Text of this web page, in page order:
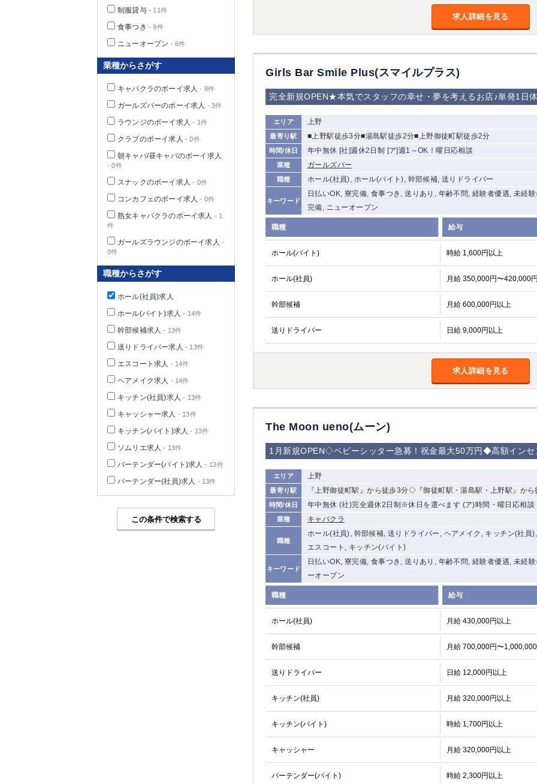
求人詳細を見る
Girls Bar Smile Plus(スマイルプラス)
完全新規OPEN★本気でスタッフの幸せ・夢を考えるお店♪単発1日
エリア 上野
最寄り駅 ■上野駅徒歩3分■湯島駅徒歩2分■上野御徒町駅徒歩2分
時間/休日 年中無休 [社]週休2日制 [ア]週1～OK！曜日応相談
業種 ガールズバー
職種 ホール(社員), ホール(バイト), 幹部候補, 送りドライバー
キーワード
日払いOK, 寮完備, 食事つき, 送りあり, 年齢不問, 経験者優遇, 未経
完備, ニューオープン
職種 給与
ホール(バイト) 時給 1,600円以上
ホール(社員) 月給 350,000円〜420,000
幹部候補 月給 600,000円以上
送りドライバー 日給 9,000円以上
求人詳細を見る
The Moon ueno(ムーン)
1月新規OPEN◇ベビーシッター急募！祝金最大50万円◆高額イン
エリア 上野
最寄り駅 『上野御徒町駅』から徒歩3分◇『御徒町駅・湯島駅・上野駅』か
時間/休日 年中無休 (社)完全週休2日制※休日を選べます (ア)時間・曜日応相談
業種 キャバクラ
職種
ホール(社員), 幹部候補, 送りドライバー, ヘアメイク, キッチン(社
エスコート, キッチン(バイト)
キーワード
日払いOK, 寮完備, 食事つき, 送りあり, 年齢不問, 経験者優遇, 未経
ーオープン
職種 給与
ホール(社員) 月給 430,000円以上
幹部候補 月給 700,000円〜
送りドライバー 日給 12,000円以上
キッチン(社員) 月給 320,000円以上
キッチン(バイト) 時給 1,700円以上
キャッシャー 月給 320,000円以上
バーテンダー(バイト) 時給 2,300円以上
制服貸与- 11件
食事つき - 9件
ニューオープン - 6件
業種からさがす
キャバクラのボーイ求人 - 8件
ガールズバーのボーイ求人 - 3件
ラウンジのボーイ求人 - 1件
クラブのボーイ求人 - 0件
朝キャバ/昼キャバのボーイ求人
- 0件
スナックのボーイ求人 - 0件
コンカフェのボーイ求人 - 0件
熟女キャバクラのボーイ求人 - 1
件
ガールズラウンジのボーイ求人 -
0件
職種からさがす
ホール(社員)求人
ホール(バイト)求人 - 14件
幹部候補求人 - 13件
送りドライバー求人 - 13件
エスコート求人 - 14件
ヘアメイク求人 - 14件
キッチン(社員)求人 - 13件
キャッシャー求人 - 13件
キッチン(バイト)求人 - 13件
ソムリエ求人 - 13件
バーテンダー(バイト)求人 - 13件
バーテンダー(社員)求人 - 13件
この条件で検索する
桜木町
大宮 南越谷 志木
川越
加松原＞
春日部
川口 蕨
千葉県 船橋 津田沼 成田
千葉
佐倉
茂原
松戸 八千代台
浦安
宇都宮
東武宇都宮（宇
都宮西口）
茨城県 ひたち野うしく
群馬県 高崎 館林
該当求人 選択した内容で設定